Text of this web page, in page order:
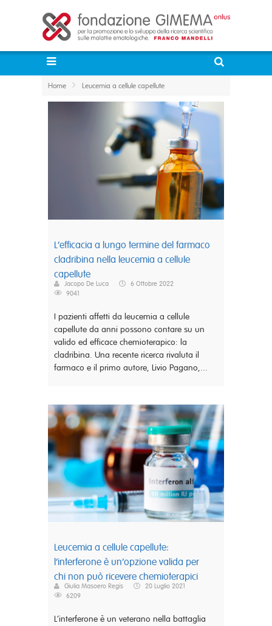
Home Leucemia a cellule capellute
L’efficacia a lungo termine del farmaco
cladribina nella leucemia a cellule
capellute
Jacopo De Luca
6 Ottobre 2022
9041
I pazienti affetti da leucemia a cellule
capellute da anni possono contare su un
valido ed efficace chemioterapico: la
cladribina. Una recente ricerca rivaluta il
farmaco e il primo autore, Livio Pagano,...
Leucemia a cellule capellute:
l’interferone è un’opzione valida per
chi non può ricevere chemioterapici
Giulia Masoero Regis
20 Luglio 2021
6209
L’interferone è un veterano nella battaglia